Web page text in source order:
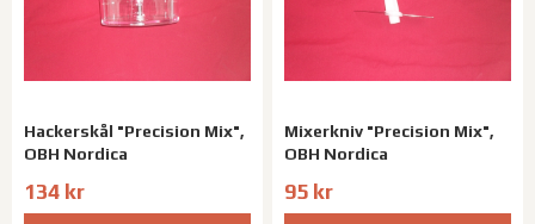
Hackerskål "Precision Mix",
OBH Nordica
134 kr
Mixerkniv "Precision Mix",
OBH Nordica
95 kr